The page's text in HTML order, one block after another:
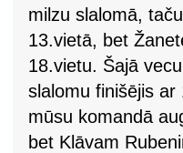
milzu slalomā,
13.vietā, bet
18.vietu. Šajā
slalomu finišējis
mūsu komandā
bet Klāvam